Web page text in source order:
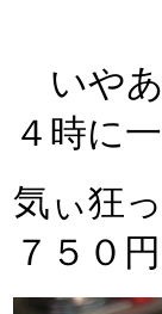
いやあ
４時に
気ぃ狂
７５０